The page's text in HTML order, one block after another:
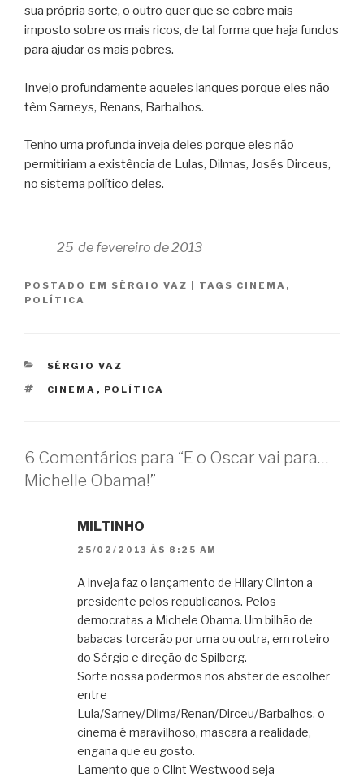
sua própria sorte, o outro quer que se cobre mais
imposto sobre os mais ricos, de tal forma que haja fundos
para ajudar os mais pobres.
Invejo profundamente aqueles ianques porque eles não
têm Sarneys, Renans, Barbalhos.
Tenho uma profunda inveja deles porque eles não
permitiriam a existência de Lulas, Dilmas, Josés Dirceus,
no sistema político deles.
25 de fevereiro de 2013
POSTADO EM SÉRGIO VAZ | TAGS CINEMA ,
POLÍTICA
CATEGORIAS
SÉRGIO VAZ
TAGS
CINEMA , POLÍTICA
6 Comentários para “E o Oscar vai para…
Michelle Obama!”
MILTINHO
25/02/2013 ÀS 8:25 AM
A inveja faz o lançamento de Hilary Clinton a
presidente pelos republicanos. Pelos
democratas a Michele Obama. Um bilhão de
babacas torcerão por uma ou outra, em roteiro
do Sérgio e direção de Spilberg.
Sorte nossa podermos nos abster de escolher
entre
Lula/Sarney/Dilma/Renan/Dirceu/Barbalhos, o
cinema é maravilhoso, mascara a realidade,
engana que eu gosto.
Lamento que o Clint Westwood seja